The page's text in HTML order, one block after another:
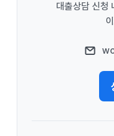
대출상담 신청